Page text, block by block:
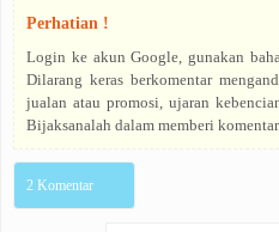
Perhatian !
Login ke akun Google, gunakan
Dilarang keras berkomentar
jualan atau promosi, ujaran
Bijaksanalah dalam memberi
2 Komentar